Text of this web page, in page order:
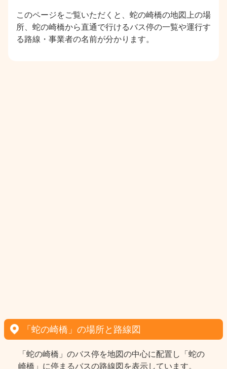
このページをご覧いただくと、蛇の崎橋の地図上の場
所、蛇の崎橋から直通で行けるバス停の一覧や運行す
る路線・事業者の名前が分かります。
「蛇の崎橋」の場所と路線図
「蛇の崎橋」のバス停を地図の中心に配置し「蛇の
崎橋」に停まるバスの路線図を表示しています。